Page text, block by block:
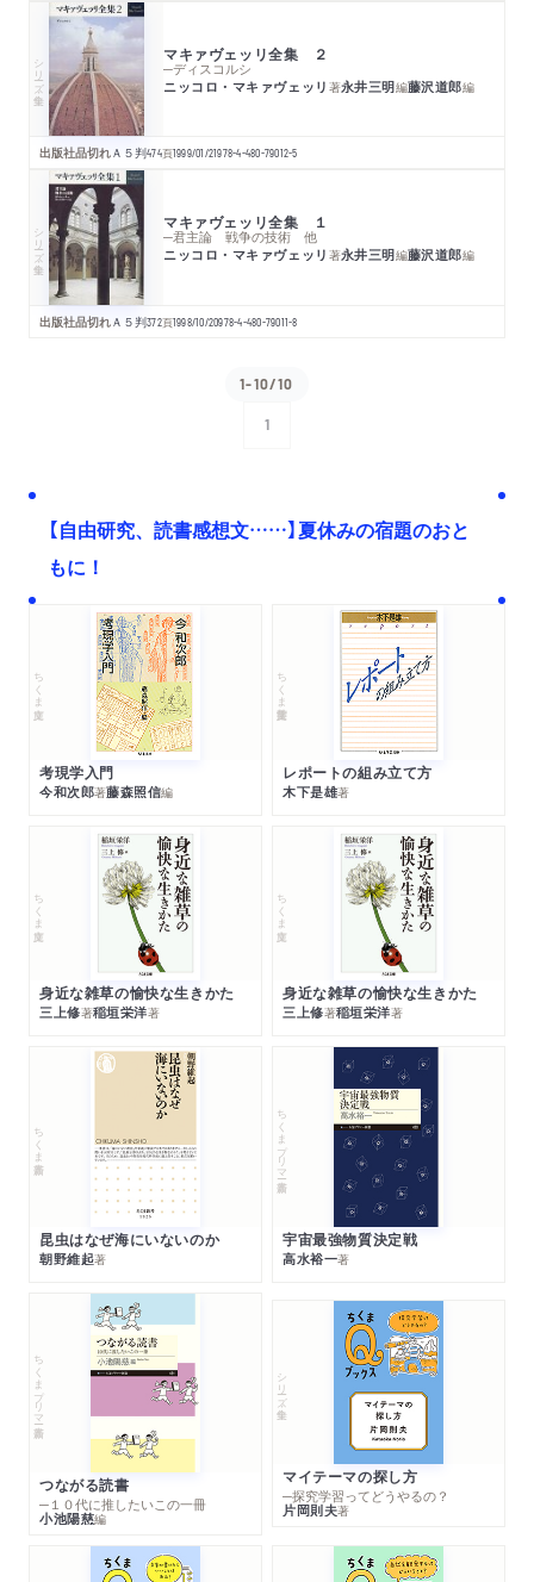
シリーズ・全集 マキァヴェッリ全集 ２
─ディスコルシ
ニッコロ・マキァヴェッリ 著永井三明編藤沢道郎編
出版社品切れＡ５判474頁1999/01/21978-4-480-79012-5
シリーズ・全集 マキァヴェッリ全集 １
─君主論 戦争の技術 他
ニッコロ・マキァヴェッリ 著永井三明編藤沢道郎編
出版社品切れＡ５判372頁1998/10/20978-4-480-79011-8
1-10/10
1
【自由研究、読書感想文……】夏休みの宿題のおと
もに！
ちくま文庫
考現学入門
今和次郎著藤森照信編
ちくま学芸文庫
レポートの組み立て方
木下是雄著
ちくま文庫
身近な雑草の愉快な生きかた
三上修著稲垣栄洋著
ちくま文庫
身近な雑草の愉快な生きかた
三上修著稲垣栄洋著
ちくま新書
昆虫はなぜ海にいないのか
朝野維起著
ちくまプリマー新書
宇宙最強物質決定戦
高水裕一著
ちくまプリマー新書
つながる読書
─１０代に推したいこの一冊
小池陽慈編
シリーズ・全集
マイテーマの探し方
─探究学習ってどうやるの？
片岡則夫著